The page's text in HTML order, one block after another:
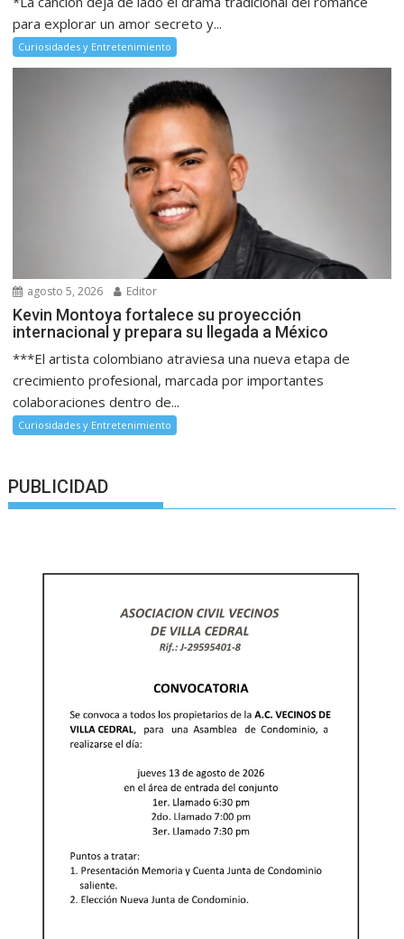
para explorar un amor secreto y...
Curiosidades y Entretenimiento
agosto 5, 2026 Editor
Kevin Montoya fortalece su proyección
internacional y prepara su llegada a México
***El artista colombiano atraviesa una nueva etapa de
crecimiento profesional, marcada por importantes
colaboraciones dentro de...
Curiosidades y Entretenimiento
PUBLICIDAD